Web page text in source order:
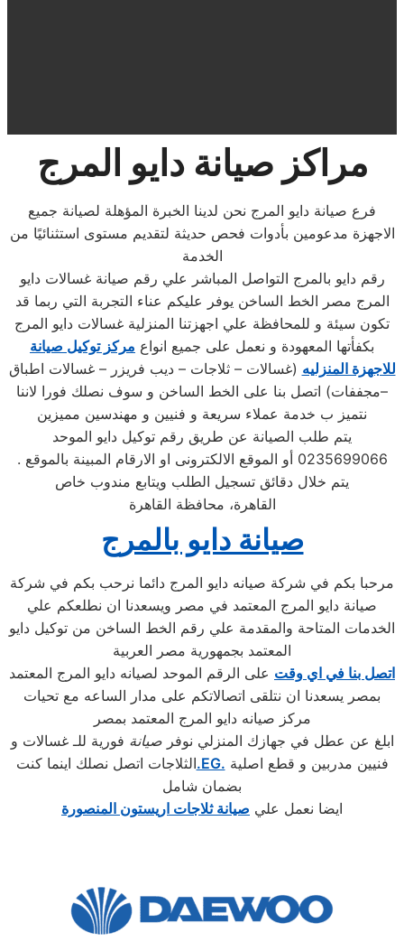
مراكز صيانة دايو المرج
فرع صيانة دايو المرج نحن لدينا الخبرة المؤهلة لصيانة جميع
الاجهزة مدعومين بأدوات فحص حديثة لتقديم مستوى استثنائيًا من
الخدمة
رقم دايو بالمرج التواصل المباشر علي رقم صيانة غسالات دايو
المرج مصر الخط الساخن يوفر عليكم عناء التجربة التي ربما قد
تكون سيئة و للمحافظة علي اجهزتنا المنزلية غسالات دايو المرج
بكفأتها المعهودة و نعمل على جميع انواع مركز توكيل صيانة
للاجهزة المنزليه (غسالات – ثلاجات – ديب فريزر – غسالات اطباق
–مجففات) اتصل بنا على الخط الساخن و سوف نصلك فورا لاننا
نتميز ب خدمة عملاء سريعة و فنيين و مهندسين مميزين
يتم طلب الصيانة عن طريق رقم توكيل دايو الموحد
0235699066 أو الموقع الالكترونى او الارقام المبينة بالموقع .
يتم خلال دقائق تسجيل الطلب ويتابع مندوب خاص
القاهرة، محافظة القاهرة
صيانة دايو بالمرج
مرحبا بكم في شركة صيانه دايو المرج دائما نرحب بكم في شركة
صيانة دايو المرج المعتمد في مصر ويسعدنا ان نطلعكم علي
الخدمات المتاحة والمقدمة علي رقم الخط الساخن من توكيل دايو
المعتمد بجمهورية مصر العربية
اتصل بنا في اي وقت على الرقم الموحد لصيانه دايو المرج المعتمد
بمصر يسعدنا ان نتلقى اتصالاتكم على مدار الساعه مع تحيات
مركز صيانه دايو المرج المعتمد بمصر
ابلغ عن عطل في جهازك المنزلي نوفرصيانة فورية للـ غسالات و
الثلاجات اتصل نصلك اينما كنت.EG.
بضمان شامل
ايضا نعمل علي صيانة ثلاجات اريستون المنصورة